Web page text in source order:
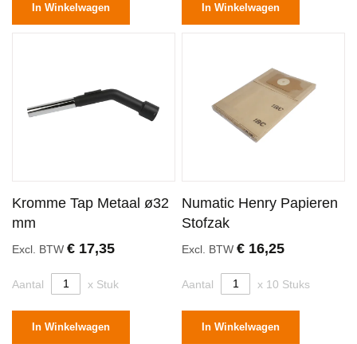
In Winkelwagen In Winkelwagen
Kromme Tap Metaal ø32
mm
Excl. BTW € 17,35
Aantal x Stuk
In Winkelwagen
Numatic Henry Papieren
Stofzak
Excl. BTW€ 16,25
Aantal x 10 Stuks
In Winkelwagen